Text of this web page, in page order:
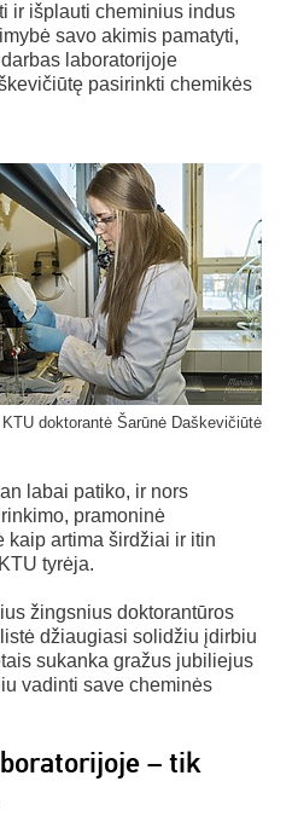
ir išplauti cheminius indus
savo akimis pamatyti,
laboratorijoje
pasirinkti chemikės
KTU doktorantė Šarūnė Daškevičiūtė
labai patiko, ir nors
pramoninė
kaip artima širdžiai ir itin
tyrėja.
žingsnius doktorantūros
džiaugiasi solidžiu įdirbiu
sukanka gražus jubiliejus
vadinti save cheminės
– tik